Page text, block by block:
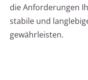
die Anforderungen
stabile und
gewährleisten.